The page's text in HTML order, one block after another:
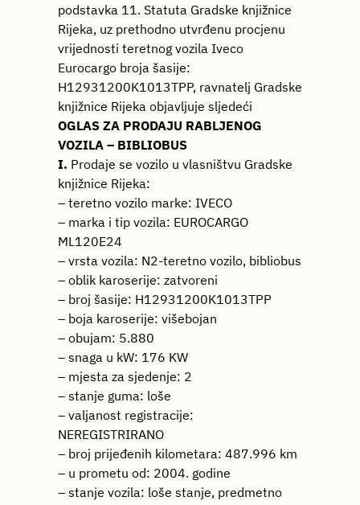
podstavka 11. Statuta Gradske knjižnice
Rijeka, uz prethodno utvrđenu procjenu
vrijednosti teretnog vozila Iveco
Eurocargo broja šasije:
H12931200K1013TPP, ravnatelj Gradske
knjižnice Rijeka objavljuje sljedeći
OGLAS ZA PRODAJU RABLJENOG
VOZILA – BIBLIOBUS
I. Prodaje se vozilo u vlasništvu Gradske
knjižnice Rijeka:
– teretno vozilo marke: IVECO
– marka i tip vozila: EUROCARGO
ML120E24
– vrsta vozila: N2-teretno vozilo, bibliobus
– oblik karoserije: zatvoreni
– broj šasije: H12931200K1013TPP
– boja karoserije: višebojan
– obujam: 5.880
– snaga u kW: 176 KW
– mjesta za sjedenje: 2
– stanje guma: loše
– valjanost registracije:
NEREGISTRIRANO
– broj prijeđenih kilometara: 487.996 km
– u prometu od: 2004. godine
– stanje vozila: loše stanje, predmetno